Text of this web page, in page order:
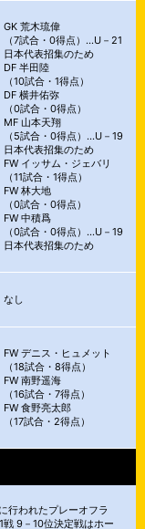
GK 荒木琉偉
（7試合・0得点）…U－21
日本代表招集のため
DF 半田陸
（10試合・1得点）
DF 横井佑弥
（0試合・0得点）
MF 山本天翔
（5試合・0得点）…U－19
日本代表招集のため
FW イッサム・ジェバリ
（11試合・1得点）
FW 林大地
（0試合・0得点）
FW 中積爲
（0試合・0得点）…U－19
日本代表招集のため
なし
FW デニス・ヒュメット
（18試合・8得点）
FW 南野遥海
（16試合・7得点）
FW 食野亮太郎
（17試合・2得点）
行われたプレーオフラ
戦 9－10位決定戦はホー